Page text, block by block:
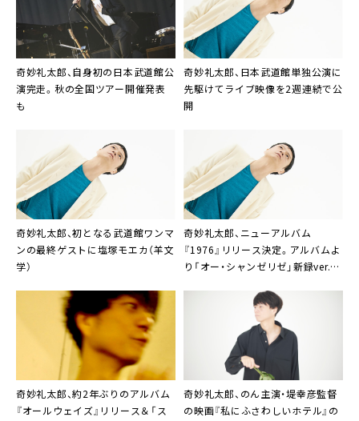
奇妙礼太郎、自身初の日本武道館公
演完走。秋の全国ツアー開催発表
も
奇妙礼太郎、日本武道館単独公演に
先駆けてライブ映像を2週連続で公
開
奇妙礼太郎、初となる武道館ワンマ
ンの最終ゲストに塩塚モエカ（羊文
学）
奇妙礼太郎、ニューアルバム
『1976』リリース決定。アルバムよ
り「オー・シャンゼリゼ」新録ver.先
奇妙礼太郎、約2年ぶりのアルバム
『オールウェイズ』リリース＆「ス
奇妙礼太郎、のん主演・堤幸彦監督
の映画『私にふさわしいホテル』の